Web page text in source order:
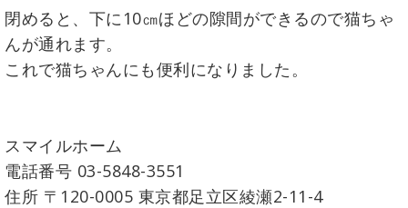
閉めると、下に10㎝ほどの隙間ができるので猫ちゃ
んが通れます。
これで猫ちゃんにも便利になりました。
スマイルホーム
電話番号 03-5848-3551
住所 〒120-0005 東京都足立区綾瀬2-11-4